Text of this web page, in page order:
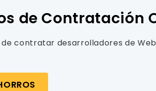
de Contratación
contratar desarrolladores de